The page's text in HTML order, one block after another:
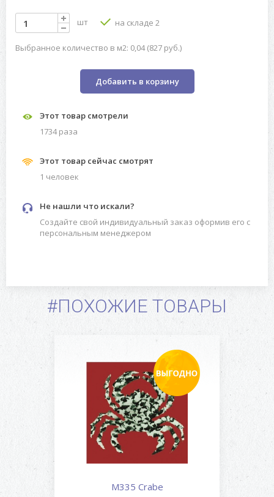
шт на складе 2
Выбранное количество в м2: 0,04 (827 руб.)
Добавить в корзину
Этот товар смотрели
1734 разa
Этот товар сейчас смотрят
1 человек
Не нашли что искали?
Создайте свой индивидуальный заказ оформив его с
персональным менеджером
#ПОХОЖИЕ ТОВАРЫ
M335 Crabe